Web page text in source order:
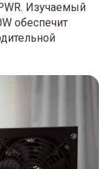
Изучаемый
обеспечит